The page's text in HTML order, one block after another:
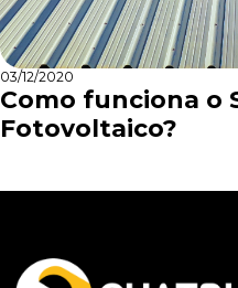
03/12/2020
Como funciona o
Fotovoltaico?